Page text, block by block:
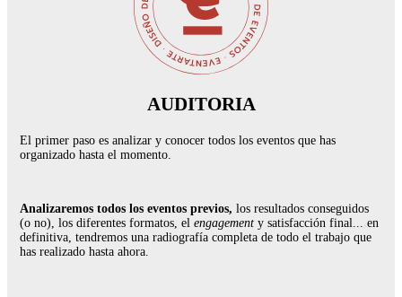
AUDITORIA
El primer paso es analizar y conocer todos los eventos que has
organizado hasta el momento.
Analizaremos todos los eventos previos, los resultados conseguidos
(o no), los diferentes formatos, el engagement y satisfacción final... en
definitiva, tendremos una radiografía completa de todo el trabajo que
has realizado hasta ahora.